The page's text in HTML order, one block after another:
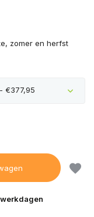
zomer en herfst
€377,95